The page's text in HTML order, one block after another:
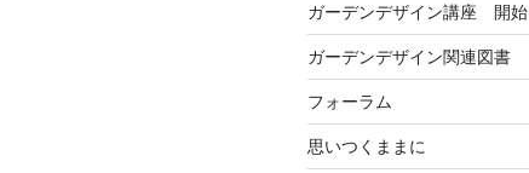
ガーデンデザイン講座 開始
ガーデンデザイン関連図書
フォーラム
思いつくままに